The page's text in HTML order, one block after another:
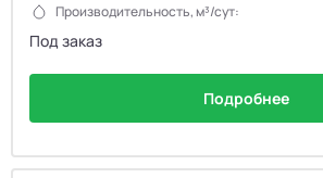
Производительность, м³/сут:
Под заказ
Подробнее